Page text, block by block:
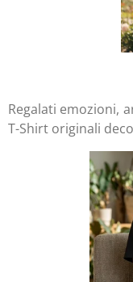
Regalati emozioni,
T-Shirt originali